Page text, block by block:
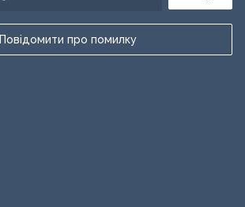
Повідомити про помилку